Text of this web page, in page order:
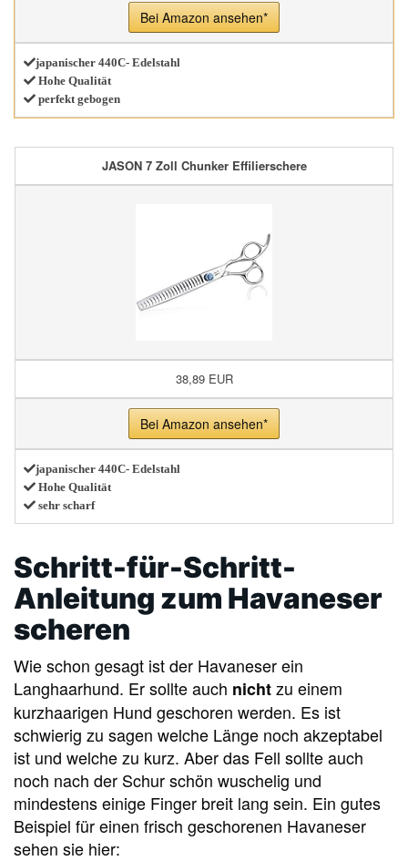
Bei Amazon ansehen*
japanischer 440C- Edelstahl
Hohe Qualität
perfekt gebogen
JASON 7 Zoll Chunker Effilierschere
38,89 EUR
Bei Amazon ansehen*
japanischer 440C- Edelstahl
Hohe Qualität
sehr scharf
Schritt-für-Schritt-
Anleitung zum Havaneser
scheren
Wie schon gesagt ist der Havaneser ein
Langhaarhund. Er sollte auch nichtzu einem
kurzhaarigen Hund geschoren werden. Es ist
schwierig zu sagen welche Länge noch akzeptabel
ist und welche zu kurz. Aber das Fell sollte auch
noch nach der Schur schön wuschelig und
mindestens einige Finger breit lang sein. Ein gutes
Beispiel für einen frisch geschorenen Havaneser
sehen sie hier: